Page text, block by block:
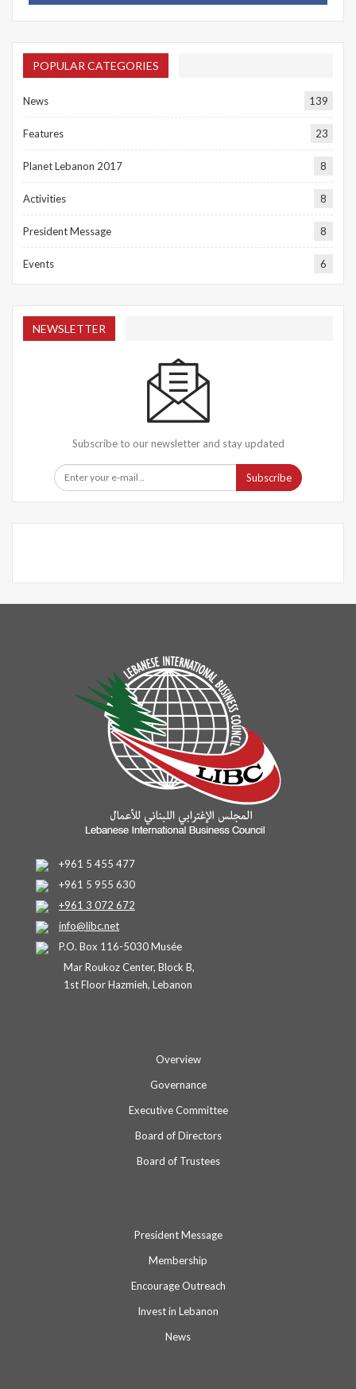
POPULAR CATEGORIES
News 139
Features 23
Planet Lebanon 2017 8
Activities 8
President Message 8
Events 6
NEWSLETTER
Subscribe to our newsletter and stay updated
Subscribe
+961 5 455 477
+961 5 955 630
+961 3 072 672
info@libc.net
P.O. Box 116-5030 Musée
Mar Roukoz Center, Block B,
1st Floor Hazmieh, Lebanon
Overview
Governance
Executive Committee
Board of Directors
Board of Trustees
President Message
Membership
Encourage Outreach
Invest in Lebanon
News